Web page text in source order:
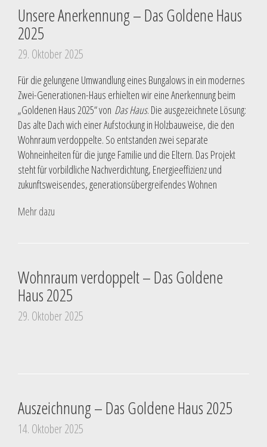
Unsere Anerkennung – Das Goldene Haus
2025
29. Oktober 2025
Für die gelungene Umwandlung eines Bungalows in ein modernes
Zwei-Generationen-Haus erhielten wir eine Anerkennung beim
„Goldenen Haus 2025“ von Das Haus. Die ausgezeichnete Lösung:
Das alte Dach wich einer Aufstockung in Holzbauweise, die den
Wohnraum verdoppelte. So entstanden zwei separate
Wohneinheiten für die junge Familie und die Eltern. Das Projekt
steht für vorbildliche Nachverdichtung, Energieeffizienz und
zukunftsweisendes, generationsübergreifendes Wohnen
Mehr dazu
Wohnraum verdoppelt – Das Goldene
Haus 2025
29. Oktober 2025
Auszeichnung – Das Goldene Haus 2025
14. Oktober 2025